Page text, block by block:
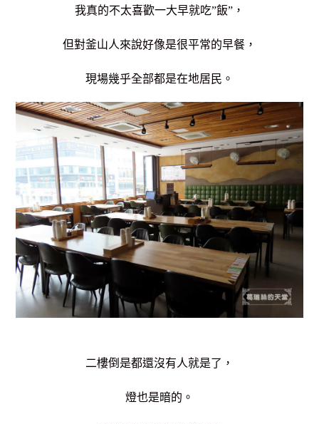
我真的不太喜歡一大早就吃”飯”，
但對釜山人來說好像是很平常的早餐，
現場幾乎全部都是在地居民。
二樓倒是都還沒有人就是了，
燈也是暗的。